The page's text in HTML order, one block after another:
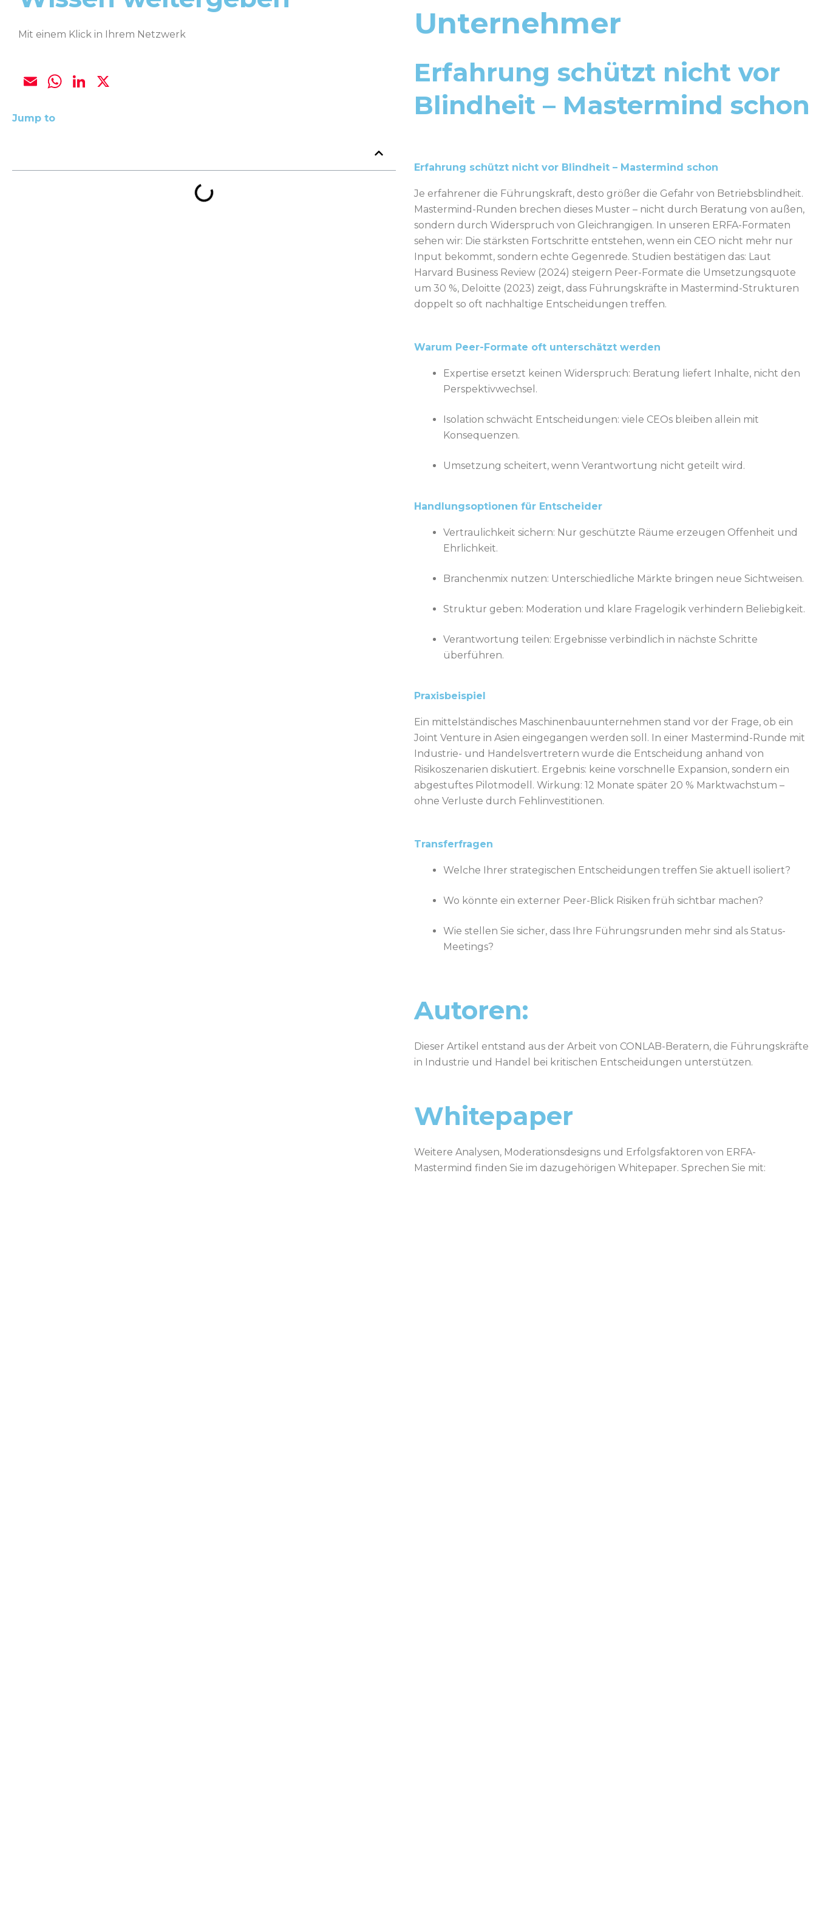
Mit einem Klick in Ihrem Netzwerk
EmailWhatsApp
LinkedIn
Jump to
Unternehmer
Erfahrung schützt nicht vor
Blindheit – Mastermind schon
Erfahrung schützt nicht vor Blindheit – Mastermind schon
Je erfahrener die Führungskraft, desto größer die Gefahr von Betriebsblindheit.
Mastermind-Runden brechen dieses Muster – nicht durch Beratung von außen,
sondern durch Widerspruch von Gleichrangigen. In unseren ERFA-Formaten
sehen wir: Die stärksten Fortschritte entstehen, wenn ein CEO nicht mehr nur
Input bekommt, sondern echte Gegenrede. Studien bestätigen das: Laut
Harvard Business Review (2024) steigern Peer-Formate die Umsetzungsquote
um 30 %, Deloitte (2023) zeigt, dass Führungskräfte in Mastermind-Strukturen
doppelt so oft nachhaltige Entscheidungen treffen.
Warum Peer-Formate oft unterschätzt werden
Expertise ersetzt keinen Widerspruch: Beratung liefert Inhalte, nicht den
Perspektivwechsel.
Isolation schwächt Entscheidungen: viele CEOs bleiben allein mit
Konsequenzen.
Umsetzung scheitert, wenn Verantwortung nicht geteilt wird.
Handlungsoptionen für Entscheider
Vertraulichkeit sichern: Nur geschützte Räume erzeugen Offenheit und
Ehrlichkeit.
Branchenmix nutzen: Unterschiedliche Märkte bringen neue Sichtweisen.
Struktur geben: Moderation und klare Fragelogik verhindern Beliebigkeit.
Verantwortung teilen: Ergebnisse verbindlich in nächste Schritte
überführen.
Praxisbeispiel
Ein mittelständisches Maschinenbauunternehmen stand vor der Frage, ob ein
Joint Venture in Asien eingegangen werden soll. In einer Mastermind-Runde mit
Industrie- und Handelsvertretern wurde die Entscheidung anhand von
Risikoszenarien diskutiert. Ergebnis: keine vorschnelle Expansion, sondern ein
abgestuftes Pilotmodell. Wirkung: 12 Monate später 20 % Marktwachstum –
ohne Verluste durch Fehlinvestitionen.
Transferfragen
Welche Ihrer strategischen Entscheidungen treffen Sie aktuell isoliert?
Wo könnte ein externer Peer-Blick Risiken früh sichtbar machen?
Wie stellen Sie sicher, dass Ihre Führungsrunden mehr sind als Status-
Meetings?
Autoren:
Dieser Artikel entstand aus der Arbeit von CONLAB-Beratern, die Führungskräfte
in Industrie und Handel bei kritischen Entscheidungen unterstützen.
Whitepaper
Weitere Analysen, Moderationsdesigns und Erfolgsfaktoren von ERFA-
Mastermind finden Sie im dazugehörigen Whitepaper. Sprechen Sie mit: